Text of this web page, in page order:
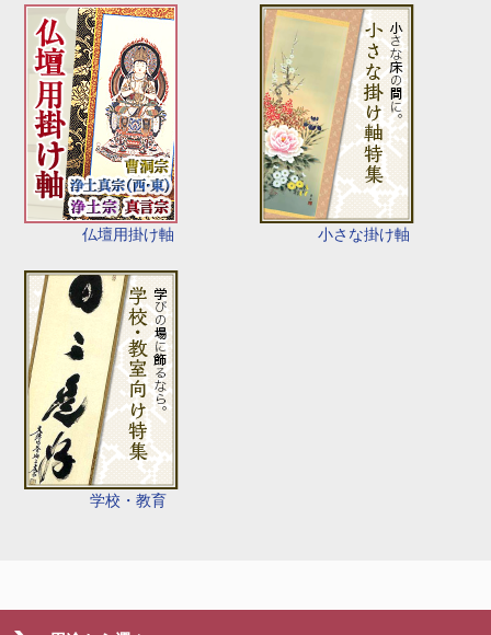
仏壇用掛け軸 小さな掛け軸
学校・教育